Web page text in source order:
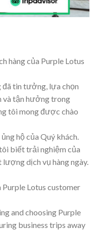
hàng của Purple Lotus
đã tin tưởng, lựa chọn
và tận hưởng trong
tôi mong được chào
hộ của Quý khách.
biết trải nghiệm của
dịch vụ hàng ngày.
Purple Lotus customer
and choosing Purple
business trips away